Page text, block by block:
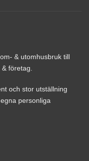
& utomhusbruk till
företag.
och stor utställning
personliga